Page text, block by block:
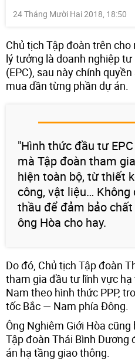
24 Tháng Mười Hai 2018, 18:50
Chủ tịch Tập đoàn trên
lý tưởng là doanh nghiệp
(EPC), sau này chính
mua dần từng phần dự án.
"Hình thức đầu tư
mà Tập đoàn tham
hiện toàn bộ, từ thiết
công, vật liệu… Không
thầu để đảm bảo
ông Hòa cho hay.
Do đó, Chủ tịch Tập đoàn
tham gia đầu tư lĩnh vực
Nam theo hình thức PPP,
tốc Bắc — Nam phía Đông.
Ông Nghiêm Giới Hòa
Tập đoàn Thái Bình
án hạ tầng giao thông.